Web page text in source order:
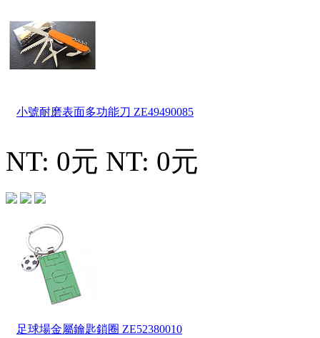
小號耐磨表面多功能刀 ZE49490085
NT: 0元 NT: 0元
足球場金屬鑰匙鎖圈 ZE52380010